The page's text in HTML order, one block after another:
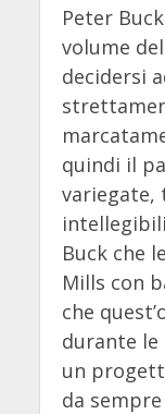
Peter
volume
decidersi
quindi il
variegate,
Buck che
Mills con
che
durante le
un
da